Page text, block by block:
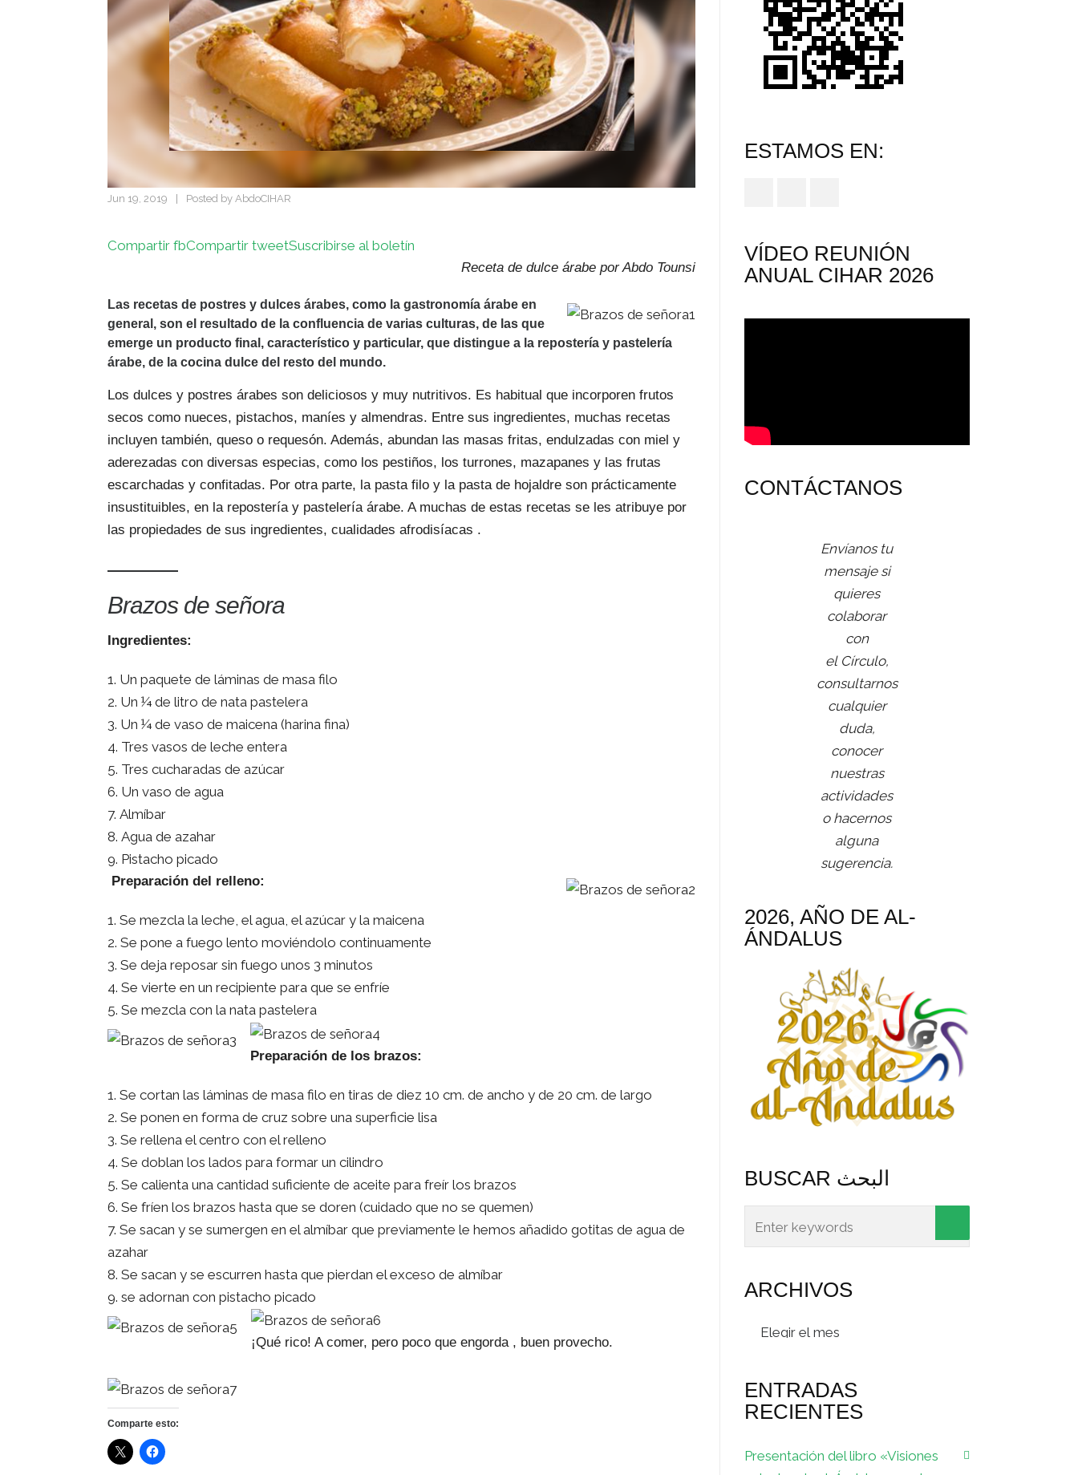
Jun 19, 2019 Posted by AbdoCIHAR
Compartir fbCompartir tweetSuscribirse al boletín
Receta de dulce árabe por Abdo Tounsi
Las recetas de postres y dulces árabes, como la gastronomía árabe en
general, son el resultado de la confluencia de varias culturas, de las que
emerge un producto final, característico y particular, que distingue a la repostería y pastelería
árabe, de la cocina dulce del resto del mundo.
Los dulces y postres árabes son deliciosos y muy nutritivos. Es habitual que incorporen frutos
secos como nueces, pistachos, maníes y almendras. Entre sus ingredientes, muchas recetas
incluyen también, queso o requesón. Además, abundan las masas fritas, endulzadas con miel y
aderezadas con diversas especias, como los pestiños, los turrones, mazapanes y las frutas
escarchadas y confitadas. Por otra parte, la pasta filo y la pasta de hojaldre son prácticamente
insustituibles, en la repostería y pastelería árabe. A muchas de estas recetas se les atribuye por
las propiedades de sus ingredientes, cualidades afrodisíacas .
———
Brazos de señora
Ingredientes:
Un paquete de láminas de masa filo
Un ¼ de litro de nata pastelera
Un ¼ de vaso de maicena (harina fina)
Tres vasos de leche entera
Tres cucharadas de azúcar
Un vaso de agua
Almíbar
Agua de azahar
Pistacho picado
Preparación del relleno:
Se mezcla la leche, el agua, el azúcar y la maicena
Se pone a fuego lento moviéndolo continuamente
Se deja reposar sin fuego unos 3 minutos
Se vierte en un recipiente para que se enfríe
Se mezcla con la nata pastelera
Preparación de los brazos:
Se cortan las láminas de masa filo en tiras de diez 10 cm. de ancho y de 20 cm. de largo
Se ponen en forma de cruz sobre una superficie lisa
Se rellena el centro con el relleno
Se doblan los lados para formar un cilindro
Se calienta una cantidad suficiente de aceite para freír los brazos
Se fríen los brazos hasta que se doren (cuidado que no se quemen)
Se sacan y se sumergen en el almíbar que previamente le hemos añadido gotitas de agua de
azahar
Se sacan y se escurren hasta que pierdan el exceso de almíbar
se adornan con pistacho picado
¡Qué rico! A comer, pero poco que engorda , buen provecho.
Comparte esto:
ESTAMOS EN:
VÍDEO REUNIÓN
ANUAL CIHAR 2026
CONTÁCTANOS
Envíanos tu
mensaje si
quieres
colaborar
con
el Círculo,
consultarnos
cualquier
duda,
conocer
nuestras
actividades
o hacernos
alguna
sugerencia.
2026, AÑO DE AL-
ÁNDALUS
BUSCAR البحث
ARCHIVOS
ENTRADAS
RECIENTES
Presentación del libro «Visiones